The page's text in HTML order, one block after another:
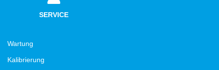
SERVICE
Wartung
Kalibrierung